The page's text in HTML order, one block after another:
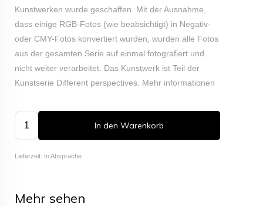
Kunstwerken wurde geschaffen. Mit der Ausnahme,
dass einige RGB-Fotos (wie beabsichtigt) in Negativ-
oder CMY-Fotos konvertiert wurden, wurden alle Fotos
aus der gesamten Serie auf einmal fotografiert und
nicht weiter verarbeitet. Das Kunstwerk ist Teil der
Kunstserie Different perspectives. Mehr informationen
In den Warenkorb
Lieferzeit: In Absprache
Mehr sehen